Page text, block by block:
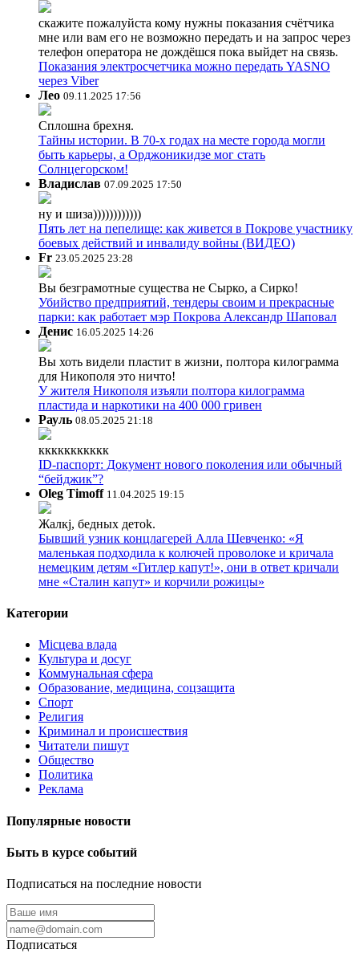
скажите пожалуйста кому нужны показания счётчика
мне или вам его не возможно передать и на запрос через
телефон оператора не дождёшся пока выйдет на связь.
Показания электросчетчика можно передать YASNO
через Viber
Лео 09.11.2025 17:56
Сплошна брехня.
Тайны истории. В 70-х годах на месте города могли
быть карьеры, а Орджоникидзе мог стать
Солнцегорском!
Владислав 07.09.2025 17:50
ну и шиза))))))))))))
Пять лет на пепелище: как живется в Покрове участнику
боевых действий и инвалиду войны (ВИДЕО)
Fr 23.05.2025 23:28
Вы безграмотные существа не Сырко, а Сирко!
Убийство предприятий, тендеры своим и прекрасные
парки: как работает мэр Покрова Александр Шаповал
Денис 16.05.2025 14:26
Вы хоть видели пластит в жизни, полтора килограмма
для Никополя это ничто!
У жителя Никополя изъяли полтора килограмма
пластида и наркотики на 400 000 гривен
Рауль 08.05.2025 21:18
ккккккккккк
ID-паспорт: Документ нового поколения или обычный
“бейджик”?
Oleg Timoff 11.04.2025 19:15
Жалкj, бедных детok.
Бывший узник концлагерей Алла Шевченко: «Я
маленькая подходила к колючей проволоке и кричала
немецким детям «Гитлер капут!», они в ответ кричали
мне «Сталин капут» и корчили рожицы»
Категории
Місцева влада
Культура и досуг
Коммунальная сфера
Образование, медицина, соцзащита
Спорт
Религия
Криминал и происшествия
Читатели пишут
Общество
Политика
Реклама
Популярные новости
Быть в курсе событий
Подписаться на последние новости
Подписаться